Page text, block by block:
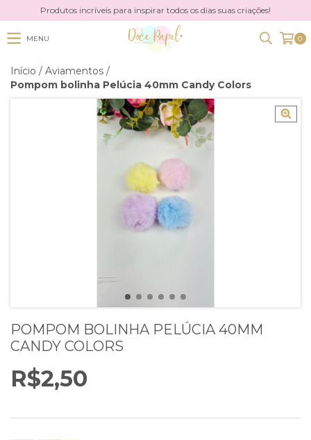
Produtos incríveis para inspirar todos os dias suas criações!
MENU 0
Início / Aviamentos /
Pompom bolinha Pelúcia 40mm Candy Colors
POMPOM BOLINHA PELÚCIA 40MM
CANDY COLORS
R$2,50